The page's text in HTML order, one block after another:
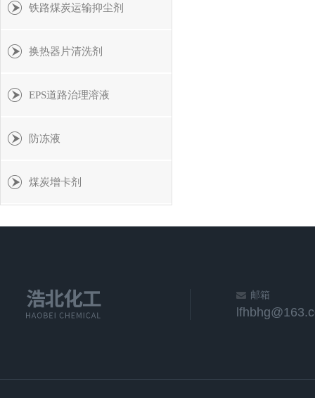
铁路煤炭运输抑尘剂
换热器片清洗剂
EPS道路治理溶液
防冻液
煤炭增卡剂
邮箱